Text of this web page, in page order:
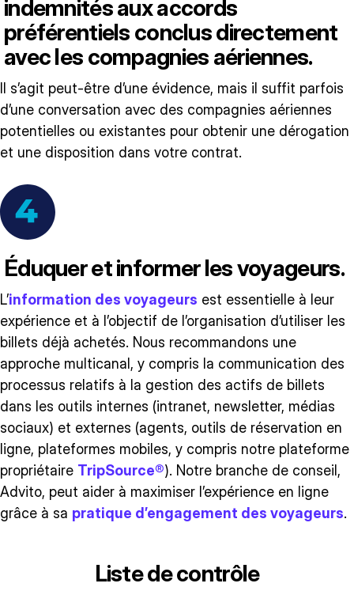
indemnités aux accords
préférentiels conclus directement
avec les compagnies aériennes.
Il s’agit peut-être d’une évidence, mais il suffit parfois
d’une conversation avec des compagnies aériennes
potentielles ou existantes pour obtenir une dérogation
et une disposition dans votre contrat.
Éduquer et informer les voyageurs.
L’information des voyageurs est essentielle à leur
expérience et à l’objectif de l’organisation d’utiliser les
billets déjà achetés. Nous recommandons une
approche multicanal, y compris la communication des
processus relatifs à la gestion des actifs de billets
dans les outils internes (intranet, newsletter, médias
sociaux) et externes (agents, outils de réservation en
ligne, plateformes mobiles, y compris notre plateforme
propriétaire TripSource®). Notre branche de conseil,
Advito, peut aider à maximiser l’expérience en ligne
grâce à sa pratique d’engagement des voyageurs.
Liste de contrôle